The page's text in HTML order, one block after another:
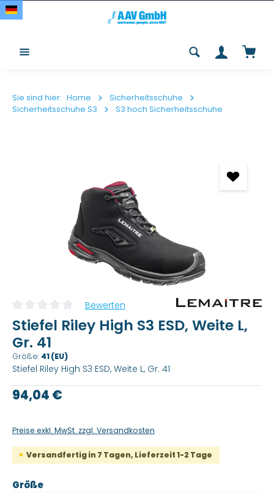
Zum Hauptinhalt springen
Sie sind hier: Home
Sicherheitsschuhe
Sicherheitsschuhe S3
S3 hoch Sicherheitsschuhe
Durchschnittliche Bewertung von 0 von 5 Sternen
Bewerten
Stiefel Riley High S3 ESD, Weite L,
Gr. 41
Größe: 41 (EU)
Stiefel Riley High S3 ESD, Weite L, Gr. 41
Regulärer Preis:
94,04 €
Preise exkl. MwSt. zzgl. Versandkosten
Versandfertig in 7 Tagen, Lieferzeit 1-2 Tage
Größeauswählen